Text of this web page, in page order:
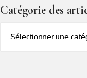
Catégorie des
des